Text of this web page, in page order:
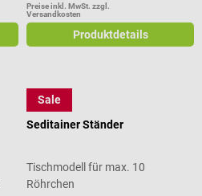
Preise inkl. MwSt. zzgl.
Versandkosten
Produktdetails
Sale
BD
Seditainer Ständer
Tischmodell für max. 10
Röhrchen